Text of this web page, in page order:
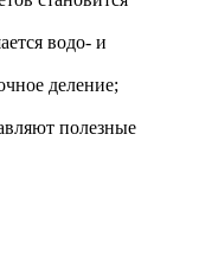
водо- и
деление;
полезные